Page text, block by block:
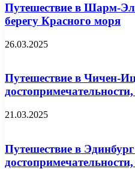
Путешествие в Шарм-
берегу Красного моря
26.03.2025
Путешествие в Чичен-
21.03.2025
Путешествие в